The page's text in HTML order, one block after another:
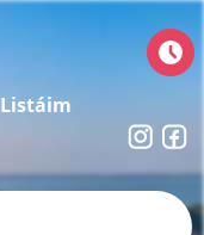
Listáim